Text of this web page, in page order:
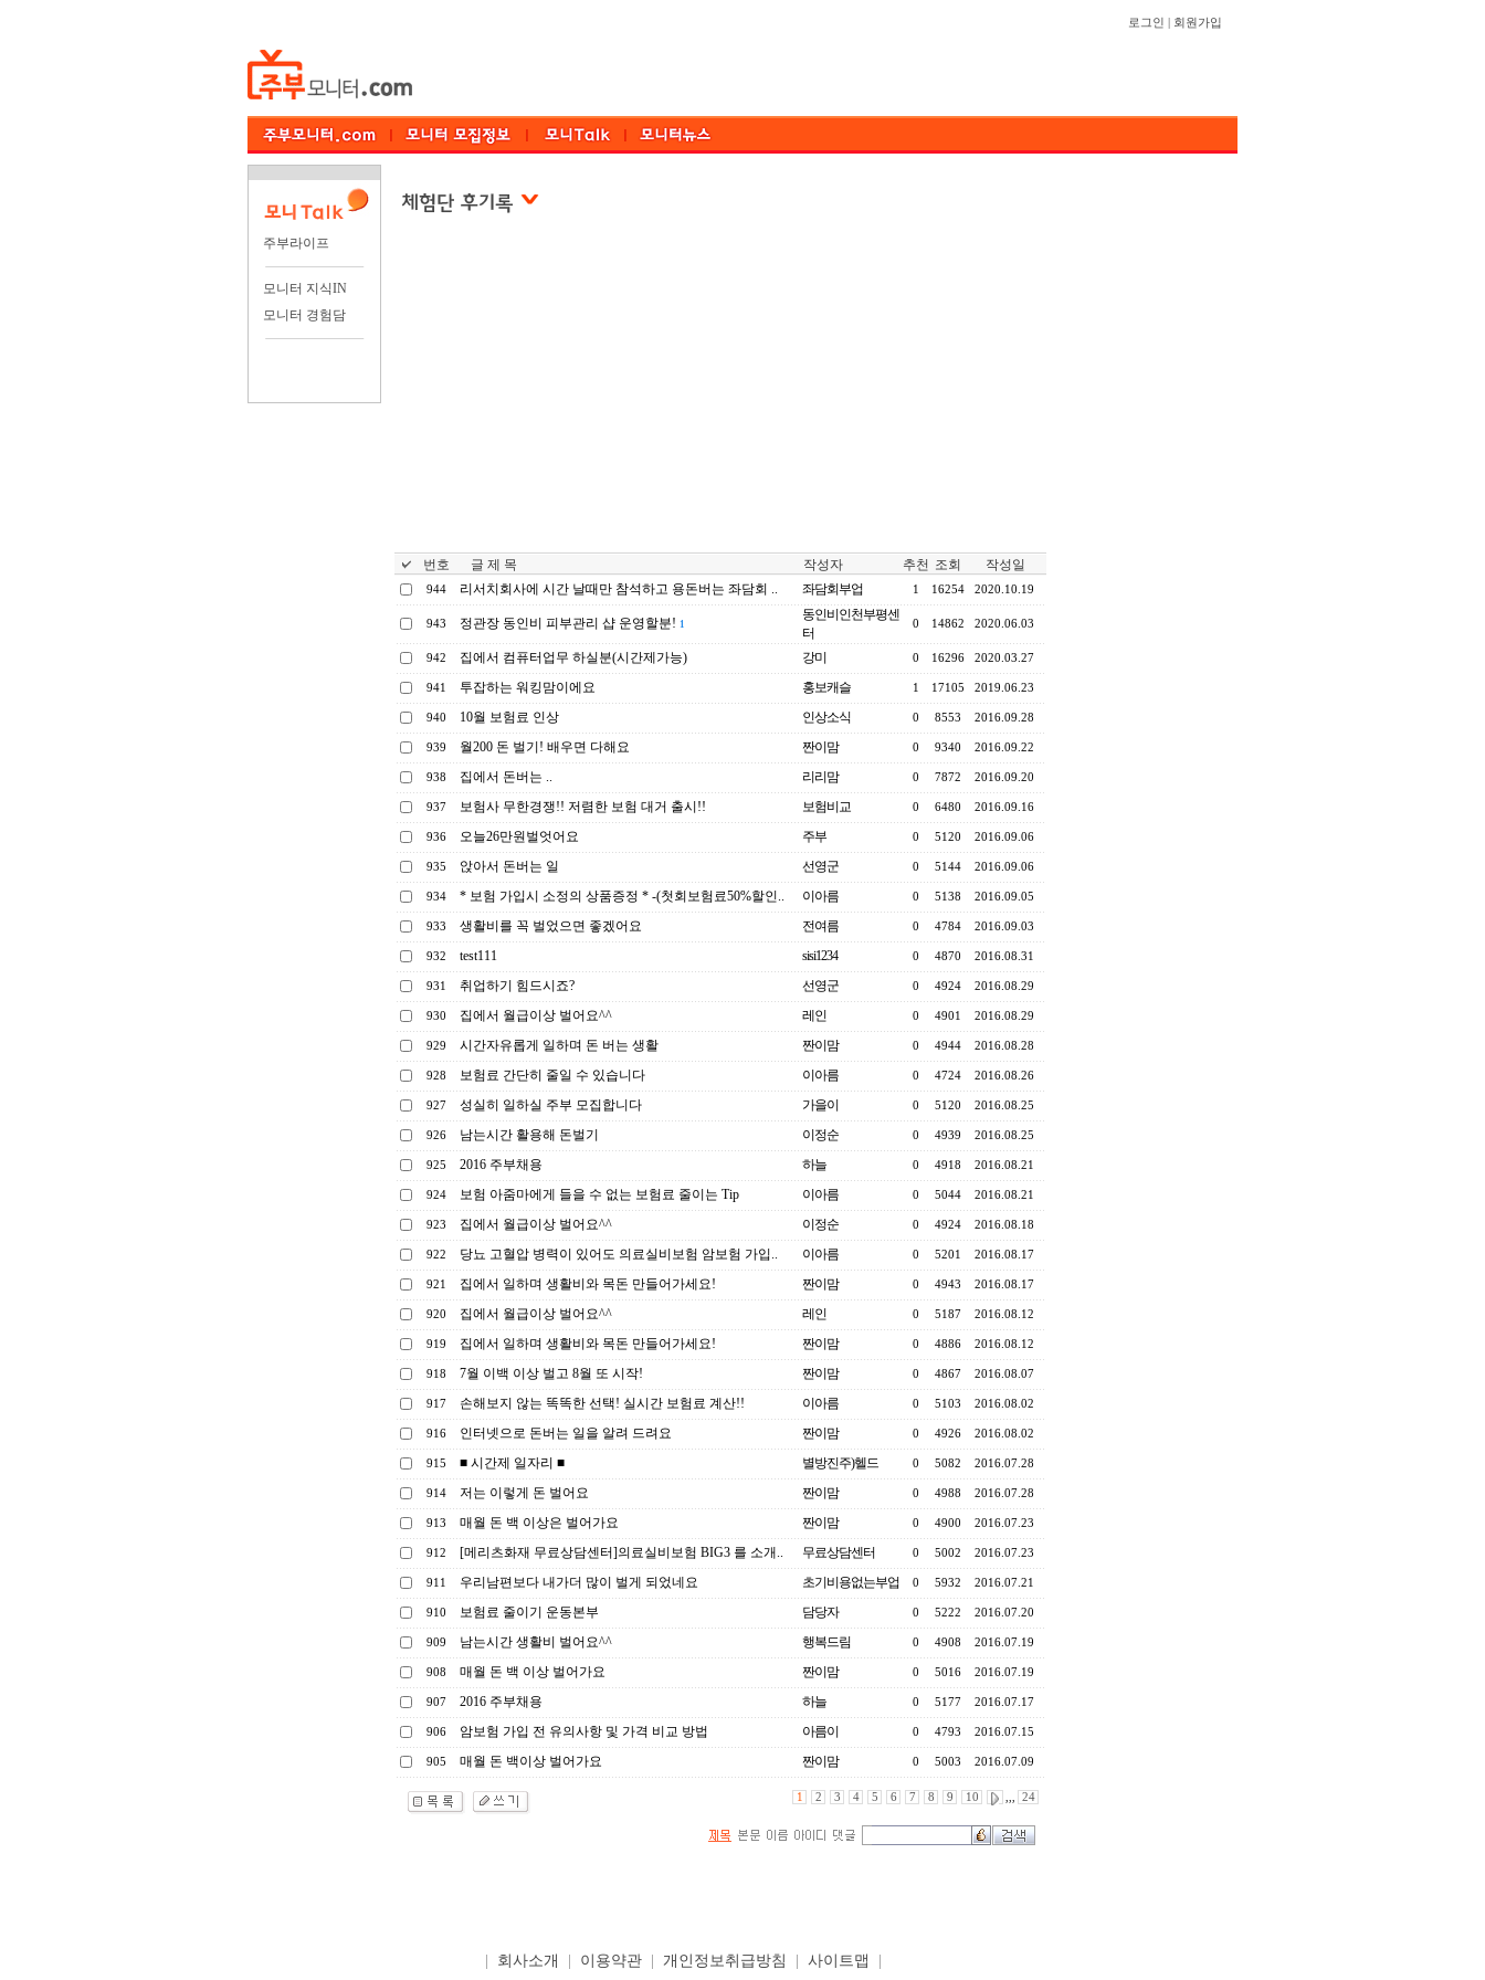
로그인 회원가입
주부라이프
모니터 지식IN
모니터 경험담
번호 글 제 목 작성자 추천 조회 작성일
944 리서치회사에 시간 날때만 참석하고 용돈버는 좌담회 .. 좌담회부업 1 16254 2020.10.19
943 정관장 동인비 피부관리 샵 운영할분! 1
동인비인천부평센
터
0 14862 2020.06.03
942 집에서 컴퓨터업무 하실분(시간제가능) 강미 0 16296 2020.03.27
941 투잡하는 워킹맘이에요 홍보캐슬 1 17105 2019.06.23
940 10월 보험료 인상 인상소식 0 8553 2016.09.28
939 월200 돈 벌기! 배우면 다해요 짠이맘 0 9340 2016.09.22
938 집에서 돈버는 .. 리리맘 0 7872 2016.09.20
937 보험사 무한경쟁!! 저렴한 보험 대거 출시!! 보험비교 0 6480 2016.09.16
936 오늘26만원벌엇어요 주부 0 5120 2016.09.06
935 앉아서 돈버는 일 선영군 0 5144 2016.09.06
934 * 보험 가입시 소정의 상품증정 * -(첫회보험료50%할인.. 이아름 0 5138 2016.09.05
933 생활비를 꼭 벌었으면 좋겠어요 전여름 0 4784 2016.09.03
932 test111 sisi1234 0 4870 2016.08.31
931 취업하기 힘드시죠? 선영군 0 4924 2016.08.29
930 집에서 월급이상 벌어요^^ 레인 0 4901 2016.08.29
929 시간자유롭게 일하며 돈 버는 생활 짠이맘 0 4944 2016.08.28
928 보험료 간단히 줄일 수 있습니다 이아름 0 4724 2016.08.26
927 성실히 일하실 주부 모집합니다 가을이 0 5120 2016.08.25
926 남는시간 활용해 돈벌기 이정순 0 4939 2016.08.25
925 2016 주부채용 하늘 0 4918 2016.08.21
924 보험 아줌마에게 들을 수 없는 보험료 줄이는 Tip 이아름 0 5044 2016.08.21
923 집에서 월급이상 벌어요^^ 이정순 0 4924 2016.08.18
922 당뇨 고혈압 병력이 있어도 의료실비보험 암보험 가입.. 이아름 0 5201 2016.08.17
921 집에서 일하며 생활비와 목돈 만들어가세요! 짠이맘 0 4943 2016.08.17
920 집에서 월급이상 벌어요^^ 레인 0 5187 2016.08.12
919 집에서 일하며 생활비와 목돈 만들어가세요! 짠이맘 0 4886 2016.08.12
918 7월 이백 이상 벌고 8월 또 시작! 짠이맘 0 4867 2016.08.07
917 손해보지 않는 똑똑한 선택! 실시간 보험료 계산!! 이아름 0 5103 2016.08.02
916 인터넷으로 돈버는 일을 알려 드려요 짠이맘 0 4926 2016.08.02
915 ■ 시간제 일자리 ■ 별방진주)헬드 0 5082 2016.07.28
914 저는 이렇게 돈 벌어요 짠이맘 0 4988 2016.07.28
913 매월 돈 백 이상은 벌어가요 짠이맘 0 4900 2016.07.23
912 [메리츠화재 무료상담센터]의료실비보험 BIG3 를 소개.. 무료상담센터 0 5002 2016.07.23
911 우리남편보다 내가더 많이 벌게 되었네요 초기비용없는부업 0 5932 2016.07.21
910 보험료 줄이기 운동본부 담당자 0 5222 2016.07.20
909 남는시간 생활비 벌어요^^ 행복드림 0 4908 2016.07.19
908 매월 돈 백 이상 벌어가요 짠이맘 0 5016 2016.07.19
907 2016 주부채용 하늘 0 5177 2016.07.17
906 암보험 가입 전 유의사항 및 가격 비교 방법 아름이 0 4793 2016.07.15
905 매월 돈 백이상 벌어가요 짠이맘 0 5003 2016.07.09
1 2 3 4 5 6 7 8 9 10 ,,, 24
회사소개 이용약관| 개인정보취급방침 사이트맵